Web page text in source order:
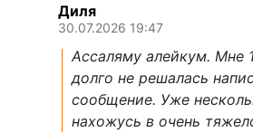
Диля
30.07.2026 19:47
Ассаляму алейкум. Мне
долго не решалась
сообщение. Уже
нахожусь в очень